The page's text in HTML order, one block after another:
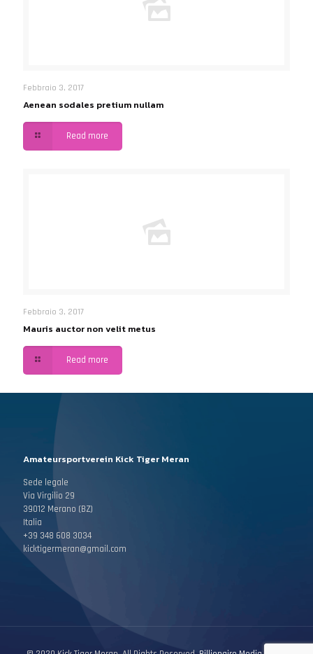
Febbraio 3, 2017
Aenean sodales pretium nullam
Read more
Febbraio 3, 2017
Mauris auctor non velit metus
Read more
Amateursportverein Kick Tiger Meran
Sede legale
Via Virgilio 29
39012 Merano (BZ)
Italia
+39 348 608 3034
kicktigermeran@gmail.com